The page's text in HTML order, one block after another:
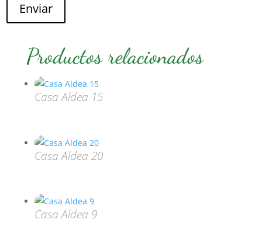
Enviar
Productos relacionados
Casa Aldea 15
Casa Aldea 20
Casa Aldea 9